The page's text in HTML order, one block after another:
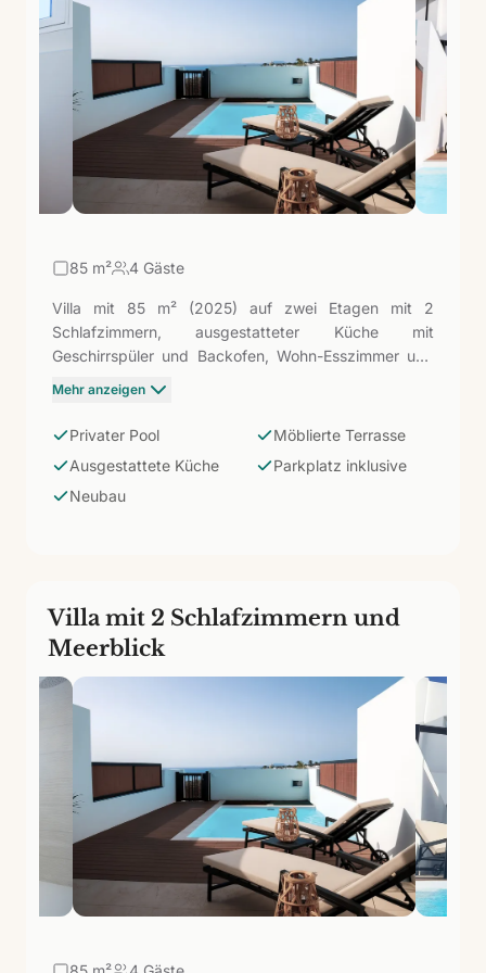
diejenigen, die Unabhängigkeit, zeitgenössisches
Design und eine privilegierte Umgebung im Süden
der Insel suchen.
85 m² 4 Gäste
Villa mit 85 m² (2025) auf zwei Etagen mit 2
Schlafzimmern, ausgestatteter Küche mit
Geschirrspüler und Backofen, Wohn-Esszimmer und
inklusive. Die Einstiegskategorie in Serena del Mar:
eigener Raum und Privatsphäre, unterstützt durch die
Solarium — nur wenige Minuten von den Papagayo-
Stränden entfernt.
Mehr anzeigen
Privater Pool
Möblierte Terrasse
Ausgestattete Küche
Parkplatz inklusive
Neubau
Villa mit 2 Schlafzimmern und
Meerblick